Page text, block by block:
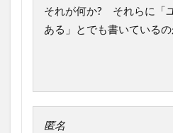
それが何か? それらに「
ある」とでも書いている
匿名